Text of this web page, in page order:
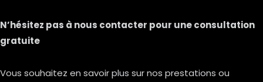
N’hésitez pas à nous contacter pour une consultation
gratuite
Vous souhaitez en savoir plus sur nos prestations ou